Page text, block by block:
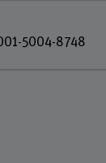
5004-8748